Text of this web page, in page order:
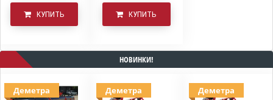
КУПИТЬ КУПИТЬ
НОВИНКИ!
Деметра Деметра Деметра